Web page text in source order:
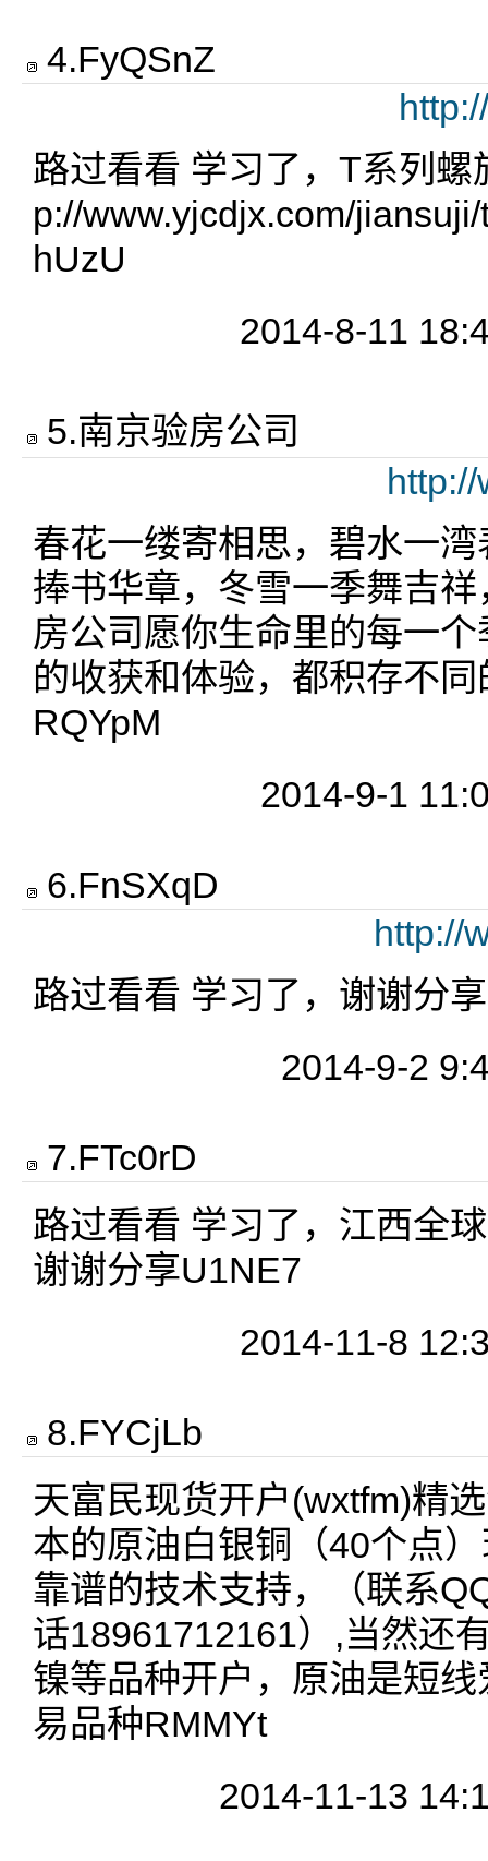
4.FyQSnZ
路过看看 学习了，T系列螺
p://www.yjcdjx.com/
hUzU
2014-8-11
5.南京验房公司
春花一缕寄相思，碧水一
捧书华章，冬雪一季舞吉
房公司愿你生命里的每一
的收获和体验，都积存不
RQYpM
2014-9-1
6.FnSXqD
http://
路过看看 学习了，谢谢分
2014-9-2
7.FTc0rD
路过看看 学习了，江西全
谢谢分享U1NE7
2014-11-8
8.FYCjLb
天富民现货开户(wxtfm)精
本的原油白银铜（40个点
靠谱的技术支持，（联系
话18961712161）,当然还
镍等品种开户，原油是短
易品种RMMYt
2014-11-13